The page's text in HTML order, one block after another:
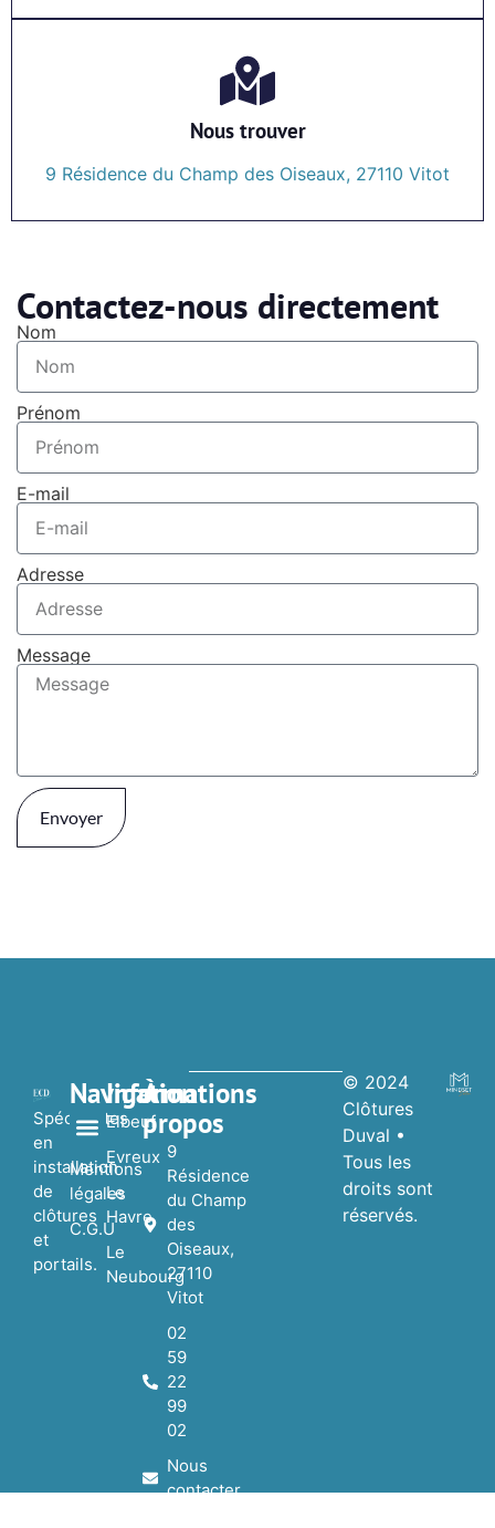
Nous trouver
9 Résidence du Champ des Oiseaux, 27110 Vitot
Contactez-nous directement
Nom
Prénom
E-mail
Adresse
Message
Envoyer
Spécialistes
en
installation
de
clôtures
et
portails.
Navigation
Mentions
légales
C.G.U
Informations
Elbeuf
Evreux
Le
Havre
Le
Neubourg
À
propos
9
Résidence
du Champ
des
Oiseaux,
27110
Vitot
02
59
22
99
02
Nous
contacter
© 2024
Clôtures
Duval •
Tous les
droits sont
réservés.